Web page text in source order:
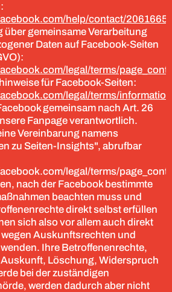
help/contact/
über gemeinsame Verarbeitung
Daten auf Facebook-Seiten
legal/terms/
für Facebook-Seiten:
legal/terms/
gemeinsam nach Art. 26
Fanpage verantwortlich.
Vereinbarung namens
zu Seiten-Insights", abrufbar
legal/terms/
nach der Facebook bestimmte
beachten muss und
direkt selbst erfüllen
sich also vor allem auch direkt
Auskunftsrechten und
Ihre Betroffenenrechte,
Auskunft, Löschung, Widerspruch
bei der zuständigen
werden dadurch aber nicht